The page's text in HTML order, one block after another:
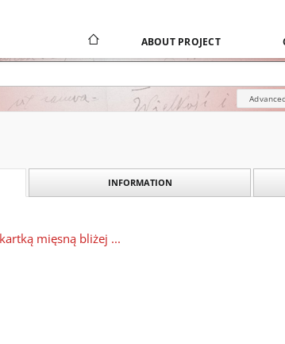
ABOUT PROJECT
INFORMATION
mięsną bliżej ...